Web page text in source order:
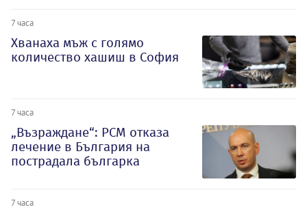
7 часа
Хванаха мъж с голямо
количество хашиш в София
7 часа
„Възраждане“: РСМ отказа
лечение в България на
пострадала българка
7 часа